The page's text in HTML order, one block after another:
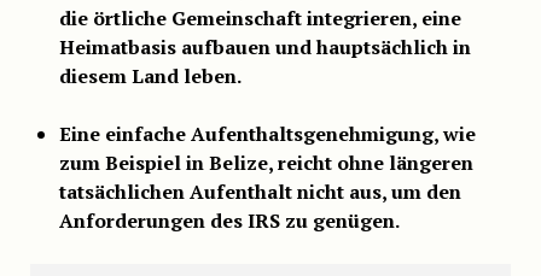
die örtliche Gemeinschaft integrieren, eine
Heimatbasis aufbauen und hauptsächlich in
diesem Land leben.
Eine einfache Aufenthaltsgenehmigung, wie
zum Beispiel in Belize, reicht ohne längeren
tatsächlichen Aufenthalt nicht aus, um den
Anforderungen des IRS zu genügen.